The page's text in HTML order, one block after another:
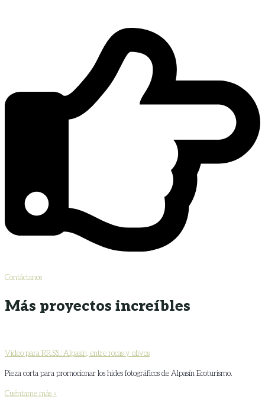
Contáctanos
Más proyectos increíbles
Vídeo para RR.SS.: Alpasín, entre rocas y olivos
Pieza corta para promocionar los hides fotográficos de Alpasín Ecoturismo.
Cuéntame más »